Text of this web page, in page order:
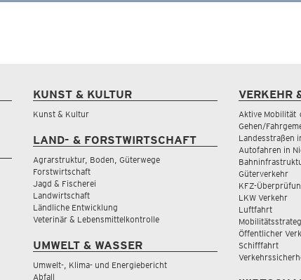
KUNST & KULTUR
Kunst & Kultur
LAND- & FORSTWIRTSCHAFT
Agrarstruktur, Boden, Güterwege
Forstwirtschaft
Jagd & Fischerei
Landwirtschaft
Ländliche Entwicklung
Veterinär & Lebensmittelkontrolle
UMWELT & WASSER
Umwelt-, Klima- und Energiebericht
Abfall
VERKEHR
Aktive Mobilität
Gehen/
Landesstraßen
Autofahren in
Güterverkehr
KFZ-
LKW Verkehr
Luftfahrt
Öffentlicher
Schifffahrt